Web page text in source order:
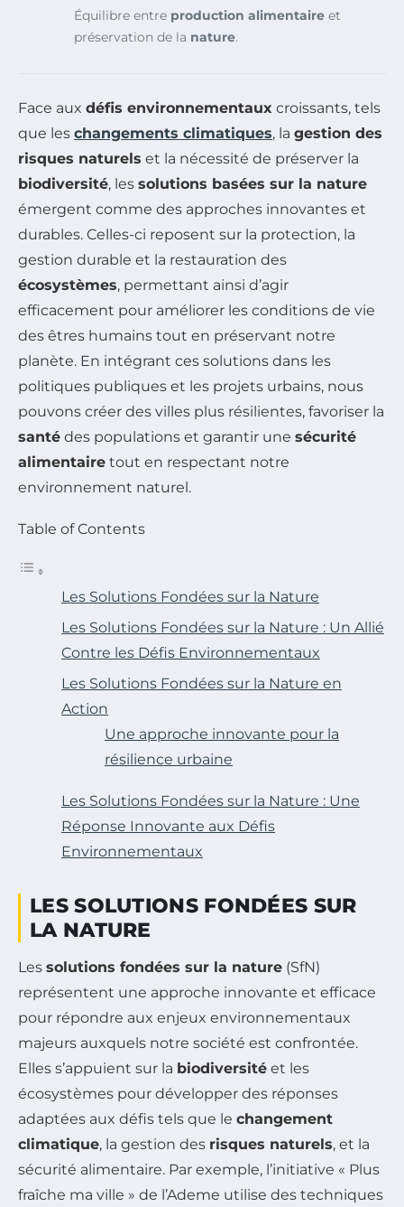
Équilibre entre production alimentaire et
préservation de la nature.
Face aux défis environnementaux croissants, tels
que les changements climatiques, la gestion des
risques naturels et la nécessité de préserver la
biodiversité, les solutions basées sur la nature
émergent comme des approches innovantes et
durables. Celles-ci reposent sur la protection, la
gestion durable et la restauration des
écosystèmes, permettant ainsi d’agir
efficacement pour améliorer les conditions de vie
des êtres humains tout en préservant notre
planète. En intégrant ces solutions dans les
politiques publiques et les projets urbains, nous
pouvons créer des villes plus résilientes, favoriser la
santé des populations et garantir une sécurité
alimentaire tout en respectant notre
environnement naturel.
Table of Contents
Les Solutions Fondées sur la Nature
Les Solutions Fondées sur la Nature : Un Allié
Contre les Défis Environnementaux
Les Solutions Fondées sur la Nature en
Action
Une approche innovante pour la
résilience urbaine
Les Solutions Fondées sur la Nature : Une
Réponse Innovante aux Défis
Environnementaux
LES SOLUTIONS FONDÉES SUR
LA NATURE
Les solutions fondées sur la nature (SfN)
représentent une approche innovante et efficace
pour répondre aux enjeux environnementaux
majeurs auxquels notre société est confrontée.
Elles s’appuient sur la biodiversité et les
écosystèmes pour développer des réponses
adaptées aux défis tels que le changement
climatique, la gestion des risques naturels, et la
sécurité alimentaire. Par exemple, l’initiative « Plus
fraîche ma ville » de l’Ademe utilise des techniques